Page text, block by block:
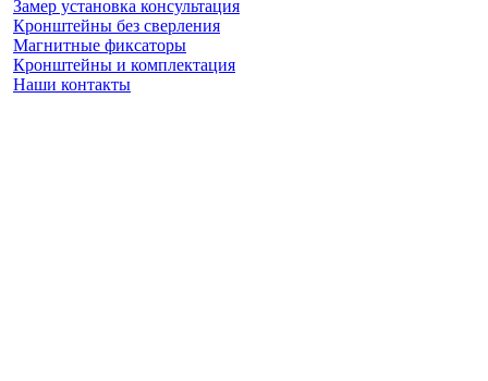
Замер установка консультация
Кронштейны без сверления
Магнитные фиксаторы
Кронштейны и комплектация
Наши контакты